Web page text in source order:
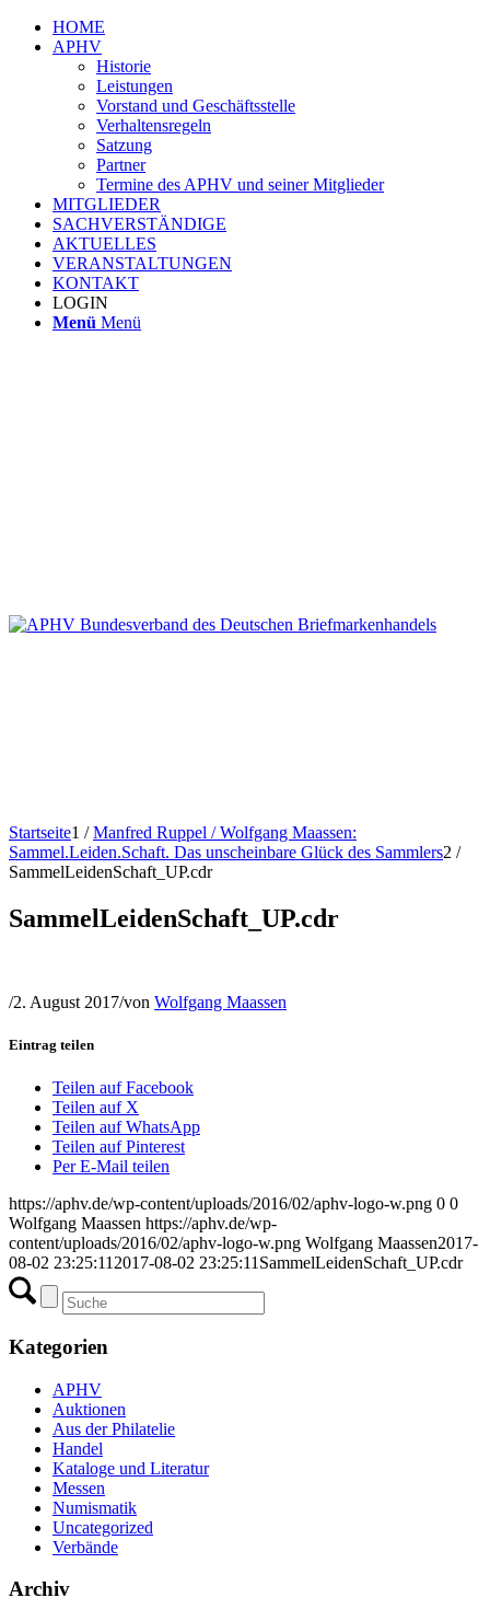
HOME
APHV
Historie
Leistungen
Vorstand und Geschäftsstelle
Verhaltensregeln
Satzung
Partner
Termine des APHV und seiner Mitglieder
MITGLIEDER
SACHVERSTÄNDIGE
AKTUELLES
VERANSTALTUNGEN
KONTAKT
LOGIN
Menü Menü
Startseite1 / Manfred Ruppel / Wolfgang Maassen:
Sammel.Leiden.Schaft. Das unscheinbare Glück des Sammlers2 /
SammelLeidenSchaft_UP.cdr
SammelLeidenSchaft_UP.cdr
/2. August 2017/von Wolfgang Maassen
Eintrag teilen
Teilen auf Facebook
Teilen auf X
Teilen auf WhatsApp
Teilen auf Pinterest
Per E-Mail teilen
https://aphv.de/wp-content/uploads/2016/02/aphv-logo-w.png 0 0
Wolfgang Maassen https://aphv.de/wp-
content/uploads/2016/02/aphv-logo-w.png Wolfgang Maassen2017-
08-02 23:25:11 2017-08-02 23:25:11 SammelLeidenSchaft_UP.cdr
Kategorien
APHV
Auktionen
Aus der Philatelie
Handel
Kataloge und Literatur
Messen
Numismatik
Uncategorized
Verbände
Archiv